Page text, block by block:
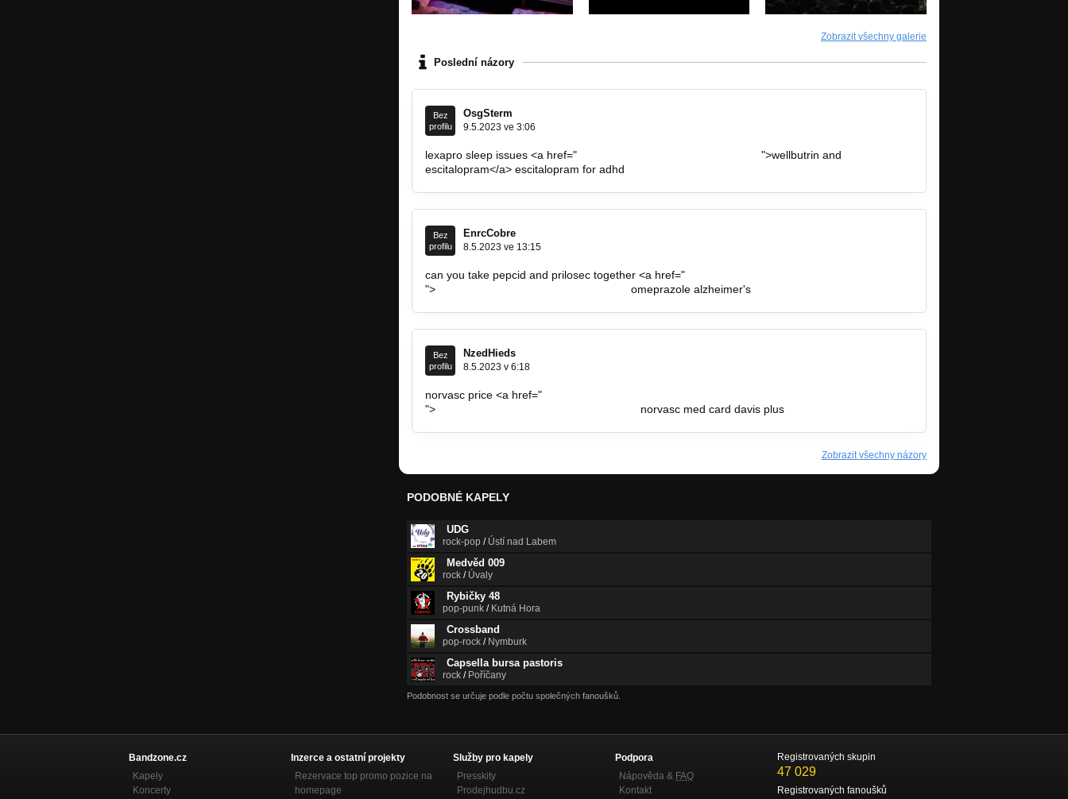
Zobrazit všechny galerie
Poslední názory
Bez
profilu
OsgSterm
9.5.2023 ve 3:06
lexapro sleep issues <a href="
">wellbutrin and
escitalopram</a> escitalopram for adhd
Bez
profilu
EnrcCobre
8.5.2023 ve 13:15
can you take pepcid and prilosec together <a href="
">
omeprazole alzheimer's
Bez
profilu
NzedHieds
8.5.2023 v 6:18
norvasc price <a href="
">
norvasc med card davis plus
Zobrazit všechny názory
PODOBNÉ KAPELY
UDG
rock-pop / Ústí nad Labem
Medvěd 009
rock / Úvaly
Rybičky 48
pop-punk / Kutná Hora
Crossband
pop-rock / Nymburk
Capsella bursa pastoris
rock / Poříčany
Podobnost se určuje podle počtu společných fanoušků.
Bandzone.cz
Kapely
Koncerty
Inzerce a ostatní projekty
Rezervace top promo pozice na
homepage
Služby pro kapely
Presskity
Prodejhudbu.cz
Podpora
Nápověda & FAQ
Kontakt
Registrovaných skupin
47 029
Registrovaných fanoušků